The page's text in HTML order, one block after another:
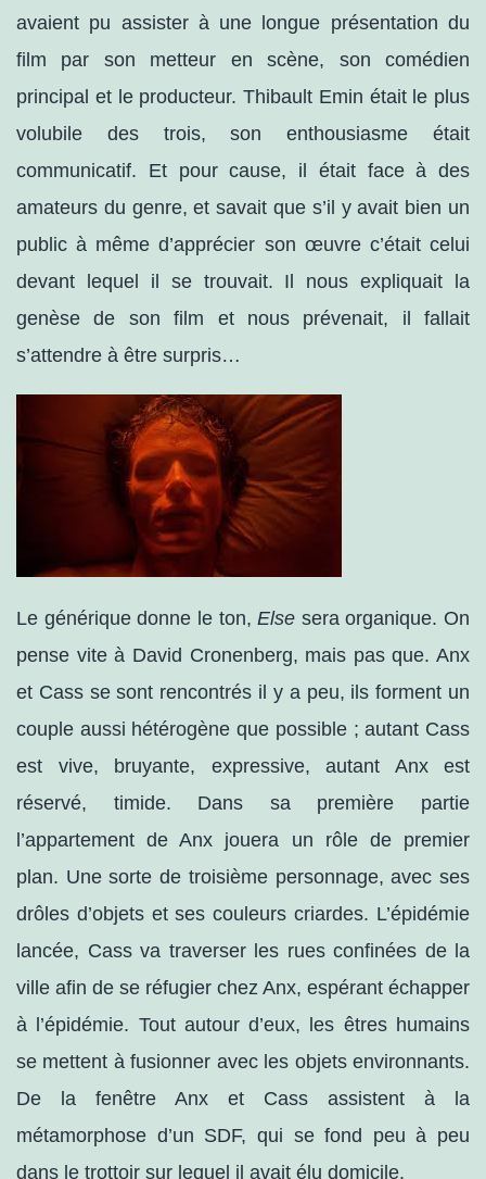
avaient pu assister à une longue présentation du
film par son metteur en scène, son comédien
principal et le producteur. Thibault Emin était le plus
volubile des trois, son enthousiasme était
communicatif. Et pour cause, il était face à des
amateurs du genre, et savait que s’il y avait bien un
public à même d’apprécier son œuvre c’était celui
devant lequel il se trouvait. Il nous expliquait la
genèse de son film et nous prévenait, il fallait
s’attendre à être surpris…
Le générique donne le ton,Else sera organique. On
pense vite à David Cronenberg, mais pas que. Anx
et Cass se sont rencontrés il y a peu, ils forment un
couple aussi hétérogène que possible ; autant Cass
est vive, bruyante, expressive, autant Anx est
réservé, timide. Dans sa première partie
l’appartement de Anx jouera un rôle de premier
plan. Une sorte de troisième personnage, avec ses
drôles d’objets et ses couleurs criardes. L’épidémie
lancée, Cass va traverser les rues confinées de la
ville afin de se réfugier chez Anx, espérant échapper
à l’épidémie. Tout autour d’eux, les êtres humains
se mettent à fusionner avec les objets environnants.
De la fenêtre Anx et Cass assistent à la
métamorphose d’un SDF, qui se fond peu à peu
dans le trottoir sur lequel il avait élu domicile.